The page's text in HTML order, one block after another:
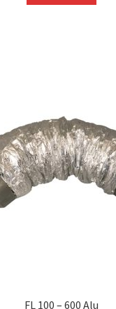
FL 100 – 600 Alu